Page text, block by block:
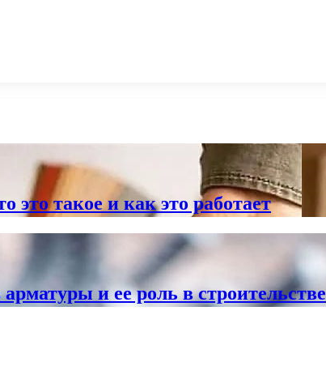
это такое и как это работает
и ее роль в строительстве